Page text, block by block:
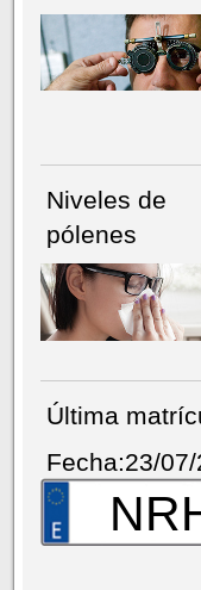
Niveles de
pólenes
Última
Fecha:23/